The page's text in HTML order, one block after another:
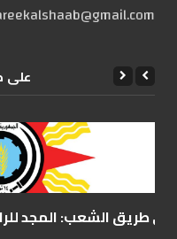
علی
على طريق الشعب: المجد